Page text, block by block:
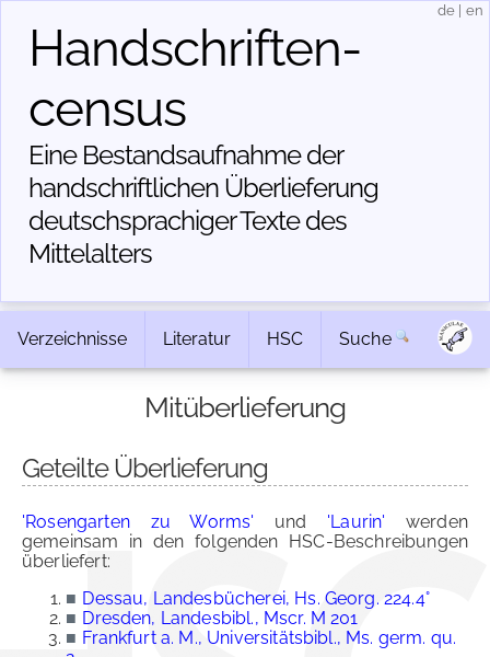
Handschriften­
census
Eine Bestandsaufnahme der
handschriftlichen Über­lieferung
deutschsprachiger Texte des
Mittelalters
de en
Verzeichnisse Literatur HSC Suche
Mitüberlieferung
Geteilte Überlieferung
'Rosengarten zu Worms' und 'Laurin' werden
gemeinsam in den folgenden HSC-Beschreibungen
überliefert:
■ Dessau, Landesbücherei, Hs. Georg. 224.4°
■ Dresden, Landesbibl., Mscr. M 201
■ Frankfurt a. M., Universitätsbibl., Ms. germ. qu.